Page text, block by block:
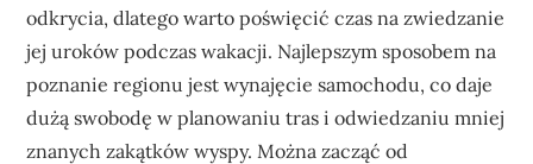
odkrycia, dlatego warto poświęcić czas na zwiedzanie
jej uroków podczas wakacji. Najlepszym sposobem na
poznanie regionu jest wynajęcie samochodu, co daje
dużą swobodę w planowaniu tras i odwiedzaniu mniej
znanych zakątków wyspy. Można zacząć od